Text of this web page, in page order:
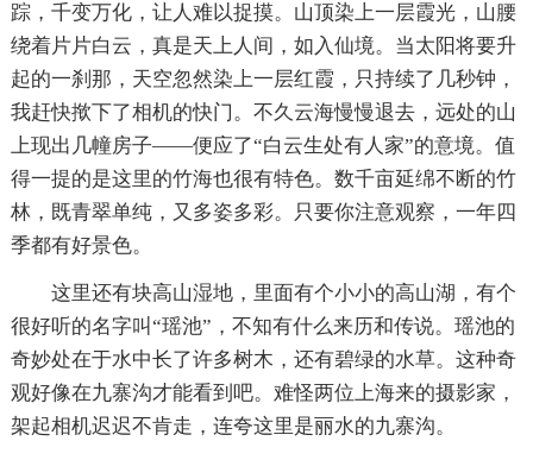
踪，千变万化，让人难以捉摸。山顶染上一层霞光，山腰
绕着片片白云，真是天上人间，如入仙境。当太阳将要升
起的一刹那，天空忽然染上一层红霞，只持续了几秒钟，
我赶快揿下了相机的快门。不久云海慢慢退去，远处的山
上现出几幢房子——便应了“白云生处有人家”的意境。值
得一提的是这里的竹海也很有特色。数千亩延绵不断的竹
林，既青翠单纯，又多姿多彩。只要你注意观察，一年四
季都有好景色。
这里还有块高山湿地，里面有个小小的高山湖，有个
很好听的名字叫“瑶池”，不知有什么来历和传说。瑶池的
奇妙处在于水中长了许多树木，还有碧绿的水草。这种奇
观好像在九寨沟才能看到吧。难怪两位上海来的摄影家，
架起相机迟迟不肯走，连夸这里是丽水的九寨沟。